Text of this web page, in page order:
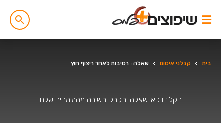
בית > קבלני איטום > שאלה : רטיבות לאחר ריצוף חוץ
הקלידו כאן שאלה ותקבלו תשובה מהמומחים שלנו